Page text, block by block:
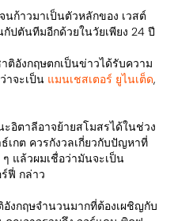
นก้าวมาเป็นตัวหลักของ เวสต์
กัปตันทีมอีกด้วยในวัยเพียง 24 ปี
อังกฤษตกเป็นข่าวได้รับความ
าจะเป็น แมนเชสเตอร์ ยูไนเต็ด,
อิตาลีอาจย้ายสโมสรได้ในช่วง
เกต ควรกังวลเกี่ยวกับปัญหาที่
แล้วผมเชื่อว่ามันจะเป็น
ฟี่ กล่าว
งกฤษจำนวนมากที่ต้องเผชิญกับ